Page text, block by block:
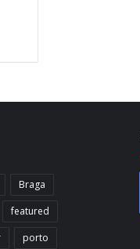
Braga
featured
porto